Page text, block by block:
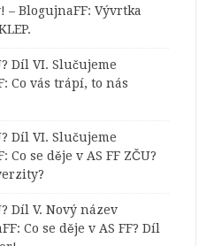
– BlogujnaFF: Vývrtka
Díl VI. Slučujeme
: Co vás trápí, to nás
Díl VI. Slučujeme
: Co se děje v AS FF ZČU?
Díl V. Nový název
: Co se děje v AS FF? Díl